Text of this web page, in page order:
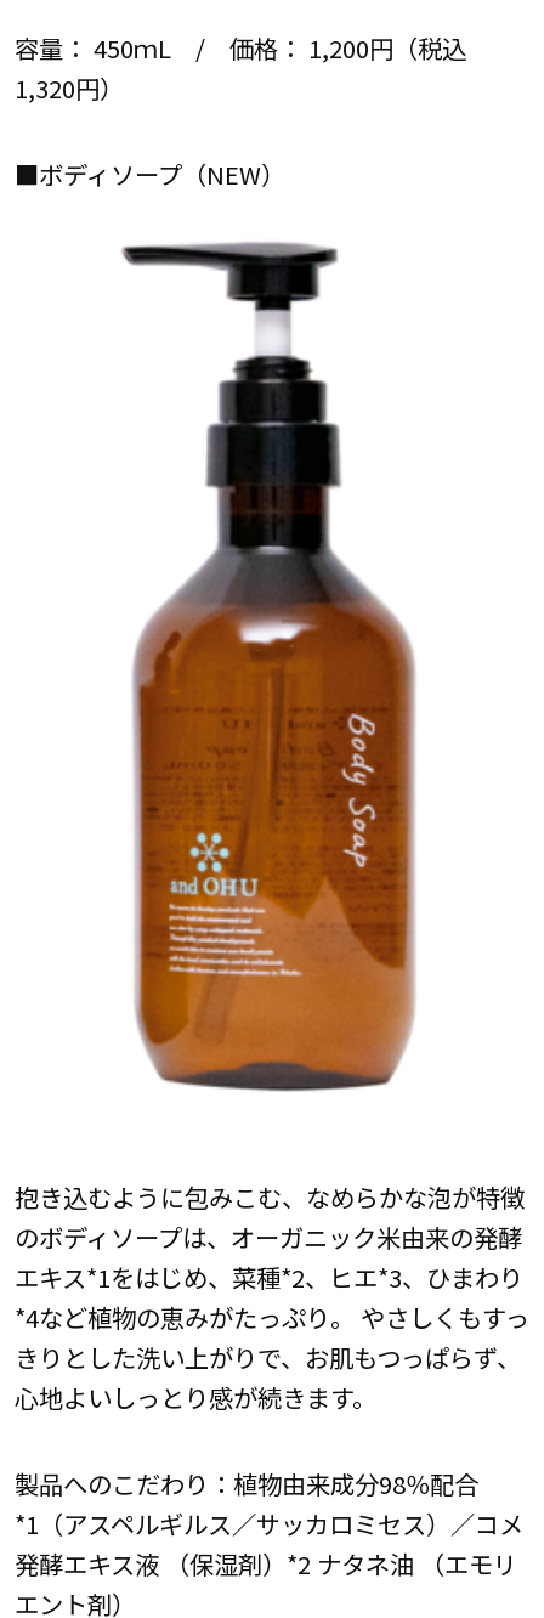
容量： 450ｍL / 価格： 1,200円（税込
1,320円）
■ボディソープ（NEW）
抱き込むように包みこむ、なめらかな泡が特徴
のボディソープは、オーガニック米由来の発酵
エキス*1をはじめ、菜種*2、ヒエ*3、ひまわり
*4など植物の恵みがたっぷり。 やさしくもすっ
きりとした洗い上がりで、お肌もつっぱらず、
心地よいしっとり感が続きます。
製品へのこだわり：植物由来成分98％配合
*1（アスペルギルス／サッカロミセス）／コメ
発酵エキス液 （保湿剤）*2 ナタネ油 （エモリ
エント剤）